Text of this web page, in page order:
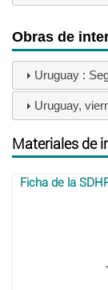
Obras de
Uruguay :
Uruguay,
Materiales de
Ficha de la